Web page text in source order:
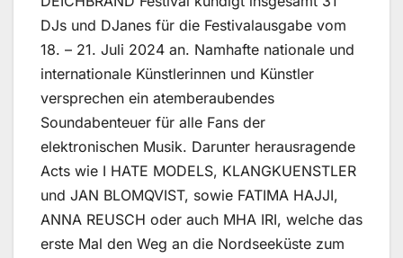
DJs und DJanes für die Festivalausgabe vom
18. – 21. Juli 2024 an. Namhafte nationale und
internationale Künstlerinnen und Künstler
versprechen ein atemberaubendes
Soundabenteuer für alle Fans der
elektronischen Musik. Darunter herausragende
Acts wie I HATE MODELS, KLANGKUENSTLER
und JAN BLOMQVIST, sowie FATIMA HAJJI,
ANNA REUSCH oder auch MHA IRI, welche das
erste Mal den Weg an die Nordseeküste zum